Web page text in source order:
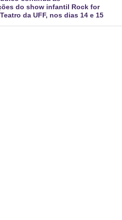
do show infantil Rock for
da UFF, nos dias 14 e 15